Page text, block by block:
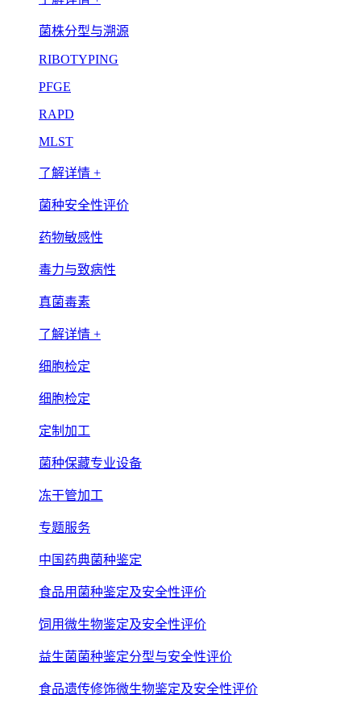
菌株分型与溯源
RIBOTYPING
PFGE
RAPD
MLST
了解详情 +
菌种安全性评价
药物敏感性
毒力与致病性
真菌毒素
了解详情 +
细胞检定
细胞检定
定制加工
菌种保藏专业设备
冻干管加工
专题服务
中国药典菌种鉴定
食品用菌种鉴定及安全性评价
饲用微生物鉴定及安全性评价
益生菌菌种鉴定分型与安全性评价
食品遗传修饰微生物鉴定及安全性评价